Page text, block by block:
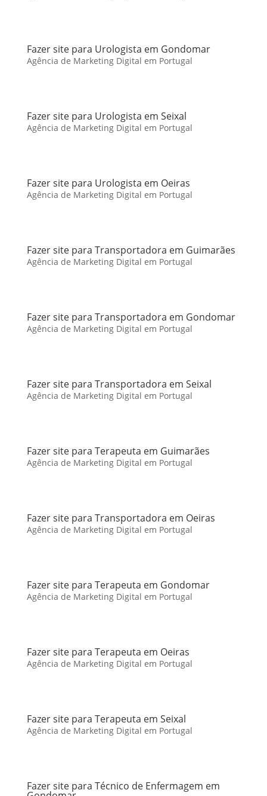
Fazer site para Urologista em Gondomar
Agência de Marketing Digital em Portugal
Fazer site para Urologista em Seixal
Agência de Marketing Digital em Portugal
Fazer site para Urologista em Oeiras
Agência de Marketing Digital em Portugal
Fazer site para Transportadora em Guimarães
Agência de Marketing Digital em Portugal
Fazer site para Transportadora em Gondomar
Agência de Marketing Digital em Portugal
Fazer site para Transportadora em Seixal
Agência de Marketing Digital em Portugal
Fazer site para Terapeuta em Guimarães
Agência de Marketing Digital em Portugal
Fazer site para Transportadora em Oeiras
Agência de Marketing Digital em Portugal
Fazer site para Terapeuta em Gondomar
Agência de Marketing Digital em Portugal
Fazer site para Terapeuta em Oeiras
Agência de Marketing Digital em Portugal
Fazer site para Terapeuta em Seixal
Agência de Marketing Digital em Portugal
Fazer site para Técnico de Enfermagem em